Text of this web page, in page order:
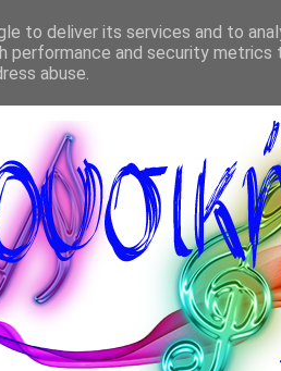
to deliver its services and to
performance and security
abuse.